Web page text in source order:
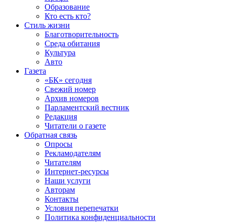
Образование
Кто есть кто?
Стиль жизни
Благотворительность
Среда обитания
Культура
Авто
Газета
«БК» сегодня
Свежий номер
Архив номеров
Парламентский вестник
Редакция
Читатели о газете
Обратная связь
Опросы
Рекламодателям
Читателям
Интернет-ресурсы
Наши услуги
Авторам
Контакты
Условия перепечатки
Политика конфиденциальности